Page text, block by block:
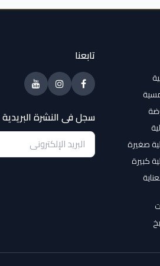
صغيرة
كبيرة
تابعنا
سجل فى النشرة البريدية